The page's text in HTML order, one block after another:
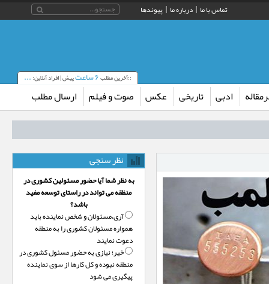
تماس با ما درباره ما پیوندها
::آخرین مطلب۶ ساعت پیش | افراد آنلاین:...
ادبی تاریخی عکس صوت و فیلم ارسال مطلب
نظر سنجی
به نظر شما آیا حضور مسئولین کشوری در
منظقه می تواند در راستای توسعه مفید
باشد؟
آری،‌مسئولان و شخص نماینده باید
همواره مسئولان کشوری را به منطقه
دعوت نمایند
خیر؛‌ نیازی به حضور مسئول کشوری در
منطقه نبوده و کل کارها از سوی نماینده
پیگیری می شود